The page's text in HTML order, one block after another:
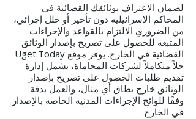
لضمان الاعتراف بوثائقك القضائية في
المحاكم الإسرائيلية دون تأخير أو خلل إجرائي،
من الضروري الالتزام بالقواعد والإجراءات
المتبعة للحصول على تصريح بإصدار الوثائق
القضائية في الخارج. يوفر موقع Uget.Today
حلاً متكاملاً لشركات المحاماة، يشمل إدارة
تقديم طلبات الحصول على تصريح بإصدار
الوثائق خارج نطاق أي مثال، والعمل بدقة
وفقًا للوائح الإجراءات المدنية الخاصة بالإصدار
في الخارج.